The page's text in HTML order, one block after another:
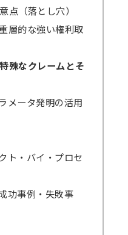
（落とし穴）
的な強い権利取
殊なクレームとそ
ータ発明の活用
・バイ・プロセ
事例・失敗事